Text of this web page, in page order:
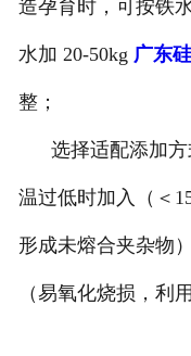
造孕育时，可按铁
水加 20-50kg 广东
整；
选择适配添加方
温过低时加入（＜
形成未熔合夹杂物
（易氧化烧损，利